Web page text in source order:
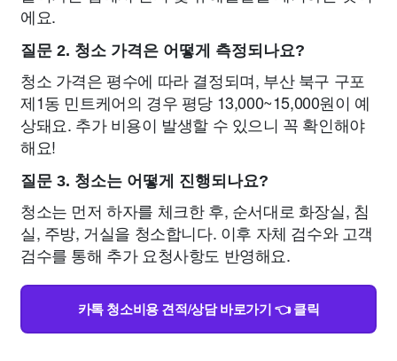
에요.
질문 2. 청소 가격은 어떻게 측정되나요?
청소 가격은 평수에 따라 결정되며, 부산 북구 구포
제1동 민트케어의 경우 평당 13,000~15,000원이 예
상돼요. 추가 비용이 발생할 수 있으니 꼭 확인해야
해요!
질문 3. 청소는 어떻게 진행되나요?
청소는 먼저 하자를 체크한 후, 순서대로 화장실, 침
실, 주방, 거실을 청소합니다. 이후 자체 검수와 고객
검수를 통해 추가 요청사항도 반영해요.
카톡 청소비용 견적/상담 바로가기 👈 클릭